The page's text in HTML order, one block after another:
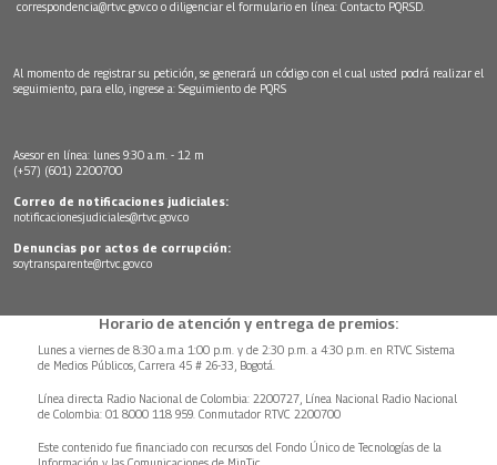
correspondencia@rtvc.gov.co o diligenciar el formulario en línea: Contacto PQRSD.
Al momento de registrar su petición, se generará un código con el cual usted podrá realizar el
seguimiento, para ello, ingrese a: Seguimiento de PQRS
Asesor en línea: lunes 9:30 a.m. - 12 m
(+57) (601) 2200700
Correo de notificaciones judiciales:
notificacionesjudiciales@rtvc.gov.co
Denuncias por actos de corrupción:
soytransparente@rtvc.gov.co
Horario de atención y entrega de premios:
Lunes a viernes de 8:30 a.m.a 1:00 p.m. y de 2:30 p.m. a 4:30 p.m. en RTVC Sistema
de Medios Públicos, Carrera 45 # 26-33, Bogotá.
Línea directa Radio Nacional de Colombia: 2200727, Línea Nacional Radio Nacional
de Colombia: 01 8000 118 959. Conmutador RTVC 2200700
Este contenido fue financiado con recursos del Fondo Único de Tecnologías de la